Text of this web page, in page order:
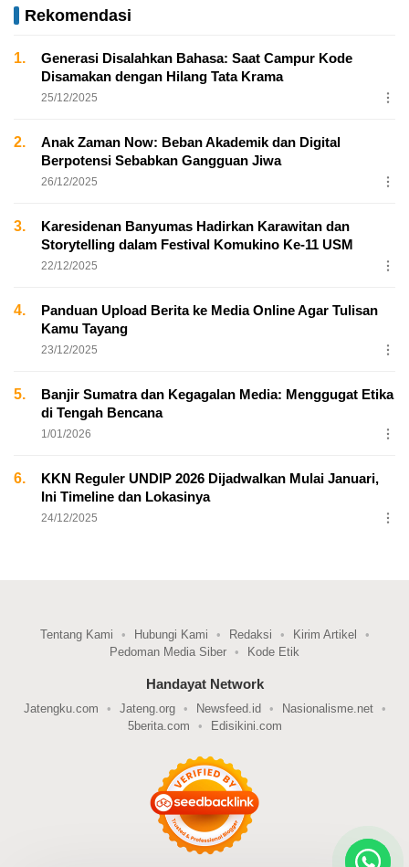
Rekomendasi
1.
Generasi Disalahkan Bahasa: Saat Campur Kode
Disamakan dengan Hilang Tata Krama
25/12/2025
2.
Anak Zaman Now: Beban Akademik dan Digital
Berpotensi Sebabkan Gangguan Jiwa
26/12/2025
3.
Karesidenan Banyumas Hadirkan Karawitan dan
Storytelling dalam Festival Komukino Ke-11 USM
22/12/2025
4.
Panduan Upload Berita ke Media Online Agar Tulisan
Kamu Tayang
23/12/2025
5.
Banjir Sumatra dan Kegagalan Media: Menggugat Etika
di Tengah Bencana
1/01/2026
6.
KKN Reguler UNDIP 2026 Dijadwalkan Mulai Januari,
Ini Timeline dan Lokasinya
24/12/2025
Tentang Kami Hubungi Kami Redaksi
Kirim Artikel
Pedoman Media Siber
Kode Etik
Handayat Network
Jatengku.com Jateng.org Newsfeed.id
Nasionalisme.net
5berita.com
Edisikini.com